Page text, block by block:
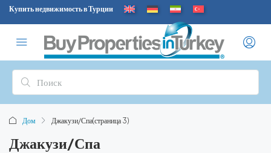
Купить недвижимость в Турции
Дом Джакузи/Спа(страница 3)
Джакузи/Спа